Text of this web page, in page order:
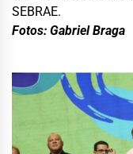
SEBRAE.
Fotos: Gabriel Braga